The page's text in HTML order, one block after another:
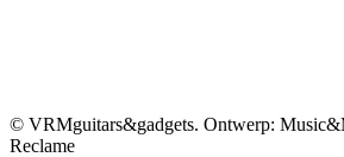
© VRMguitars&gadgets. Ontwerp:
Reclame